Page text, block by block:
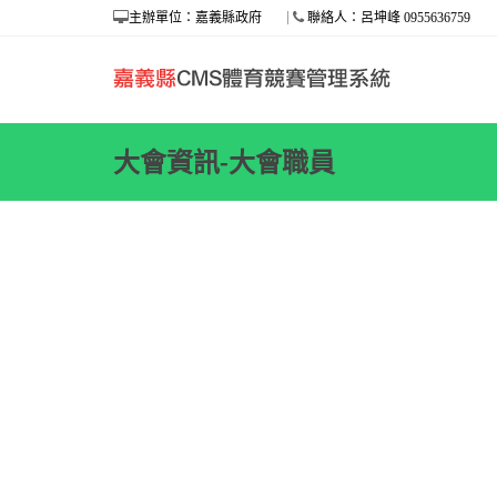
主辦單位：嘉義縣政府 聯絡人：呂坤峰 0955636759
大會資訊-大會職員